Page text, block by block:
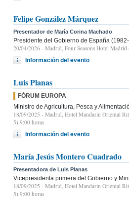
Felipe González Márquez
Presentador de María Corina Machado
Presidente del Gobierno de España
20/04/2026 - Madrid, Four Seasons Hotel
Información del evento
Luis Planas
FÓRUM EUROPA
Ministro de Agricultura, Pesca y
18/09/2025 - Madrid, Hotel Mandarin Oriental
5) 9:00 horas
Información del evento
María Jesús Montero Cuadrado
Presentadora de Luis Planas
Vicepresidenta primera del Gobierno y
18/09/2025 - Madrid, Hotel Mandarin Oriental
5) 9:00 horas